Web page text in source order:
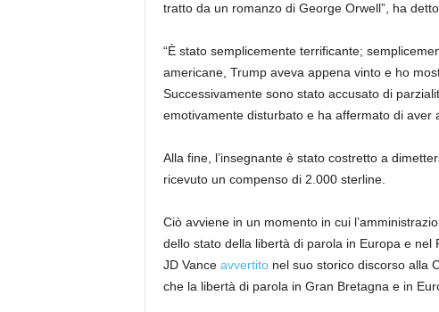
tratto da un romanzo di George Orwell”, ha detto.
“È stato semplicemente terrificante;
americane, Trump aveva appena vinto e ho
Successivamente sono stato accusato di
emotivamente disturbato e ha affermato di aver
Alla fine, l’insegnante è stato costretto a
ricevuto un compenso di 2.000 sterline.
Ciò avviene in un momento in cui
dello stato della libertà di parola in Europa e nel
JD Vance avvertitonel suo storico discorso alla
che la libertà di parola in Gran Bretagna e in